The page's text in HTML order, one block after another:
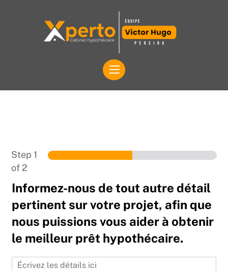
Menu
Step 1
of 2
Informez-nous de tout autre détail
pertinent sur votre projet, afin que
nous puissions vous aider à obtenir
le meilleur prêt hypothécaire.